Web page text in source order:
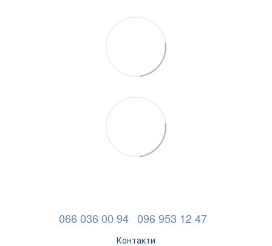
066 036 00 94 096 953 12 47
Контакти